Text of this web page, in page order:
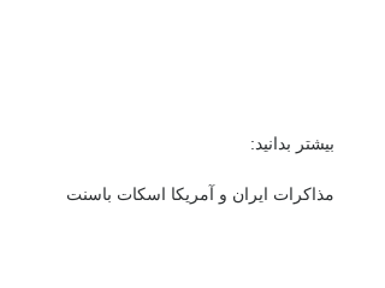
بیشتر بدانید:
مذاکرات ایران و آمریکا اسکات باسنت